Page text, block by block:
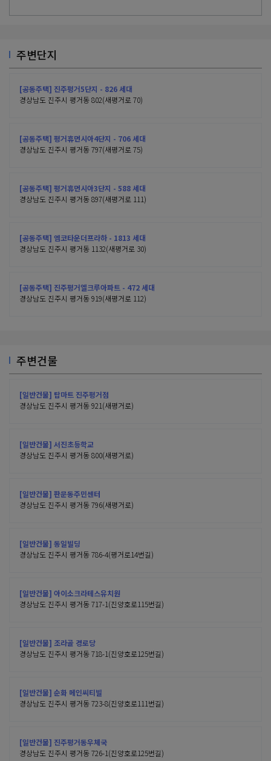
주변단지
[공동주택] 진주평거5단지 - 826 세대
경상남도 진주시 평거동 802(새평거로 70)
[공동주택] 평거휴먼시아4단지 - 706 세대
경상남도 진주시 평거동 797(새평거로 75)
[공동주택] 평거휴먼시아3단지 - 588 세대
경상남도 진주시 평거동 897(새평거로 111)
[공동주택] 엠코타운더프라하 - 1813 세대
경상남도 진주시 평거동 1132(새평거로 30)
[공동주택] 진주평거엘크루아파트 - 472 세대
경상남도 진주시 평거동 919(새평거로 112)
주변건물
[일반건물] 탑마트 진주평거점
경상남도 진주시 평거동 921(새평거로)
[일반건물] 서진초등학교
경상남도 진주시 평거동 800(새평거로)
[일반건물] 판문동주민센터
경상남도 진주시 평거동 796(새평거로)
[일반건물] 동일빌딩
경상남도 진주시 평거동 786-4(평거로14번길)
[일반건물] 아이소크라테스유치원
경상남도 진주시 평거동 717-1(진양호로115번길)
[일반건물] 조라골 경로당
경상남도 진주시 평거동 718-1(진양호로125번길)
[일반건물] 순화 메인씨티빌
경상남도 진주시 평거동 723-8(진양호로111번길)
[일반건물] 진주평거동우체국
경상남도 진주시 평거동 726-1(진양호로125번길)